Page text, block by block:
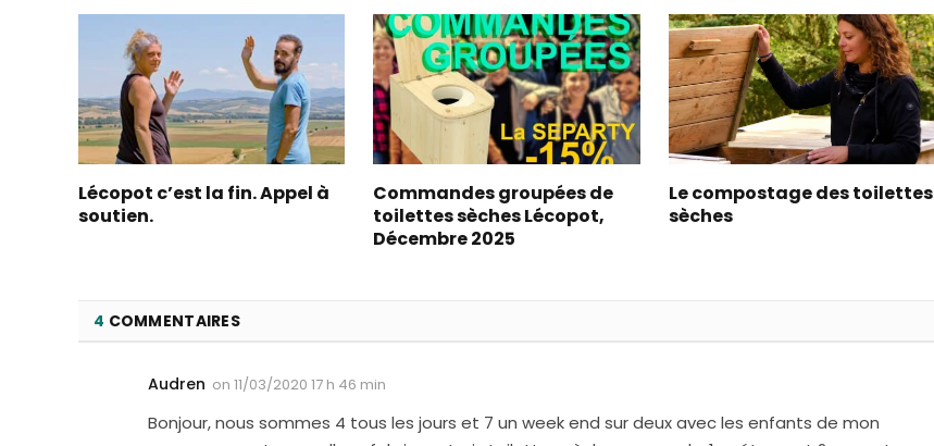
Lécopot c’est la fin. Appel à
soutien.
Commandes groupées de
toilettes sèches Lécopot,
Décembre 2025
Le compostage des toilettes
sèches
4 COMMENTAIRES
Audren on 11/03/2020 17 h 46 min
Bonjour, nous sommes 4 tous les jours et 7 un week end sur deux avec les enfants de mon